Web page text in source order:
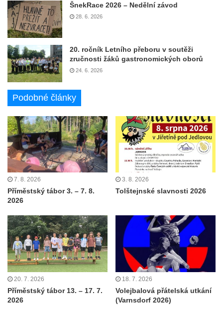
ŠnekRace 2026 – Nedělní závod
28. 6. 2026
20. ročník Letního přeboru v soutěži
zručnosti žáků gastronomických oborů
24. 6. 2026
Podobné články
7. 8. 2026
Příměstský tábor 3. – 7. 8.
2026
3. 8. 2026
Tolštejnské slavnosti 2026
20. 7. 2026
Příměstský tábor 13. – 17. 7.
2026
18. 7. 2026
Volejbalová přátelská utkání
(Varnsdorf 2026)